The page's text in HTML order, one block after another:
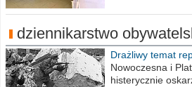
dziennikarstwo
Drażliwy temat
Nowoczesna i
histerycznie